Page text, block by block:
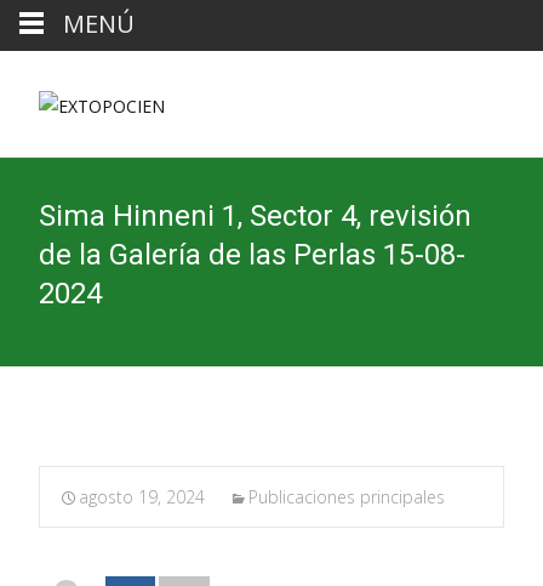
Sima Hinneni 1, Sector 4, revisión
de la Galería de las Perlas 15-08-
2024
agosto 19, 2024 Publicaciones principales
MENÚ